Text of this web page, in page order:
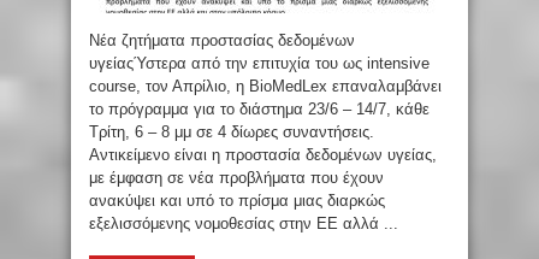
Νέα ζητήματα προστασίας δεδομένων
υγείαςΎστερα από την επιτυχία του ως intensive
course, τον Απρίλιο, η BioMedLex επαναλαμβάνει
το πρόγραμμα για το διάστημα 23/6 – 14/7, κάθε
Τρίτη, 6 – 8 μμ σε 4 δίωρες συναντήσεις.
Αντικείμενο είναι η προστασία δεδομένων υγείας,
με έμφαση σε νέα προβλήματα που έχουν
ανακύψει και υπό το πρίσμα μιας διαρκώς
εξελισσόμενης νομοθεσίας στην ΕΕ αλλά ...